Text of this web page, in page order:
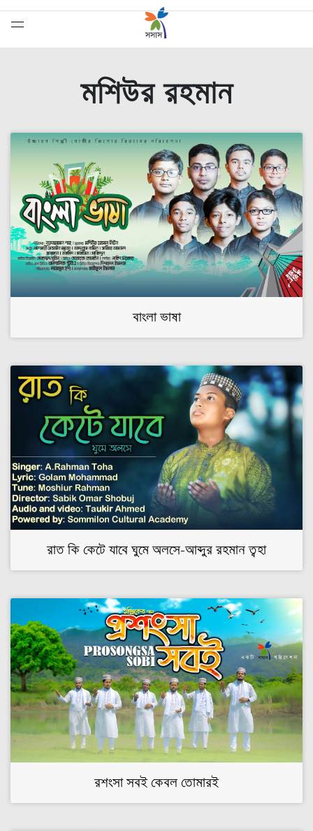
সেরাদের সেরা
মশিউর রহমান
বাংলা ভাষা
রাত কি কেটে যাবে ঘুমে অলসে-আব্দুর রহমান ত্বহা
রশংসা সবই কেবল তোমারই